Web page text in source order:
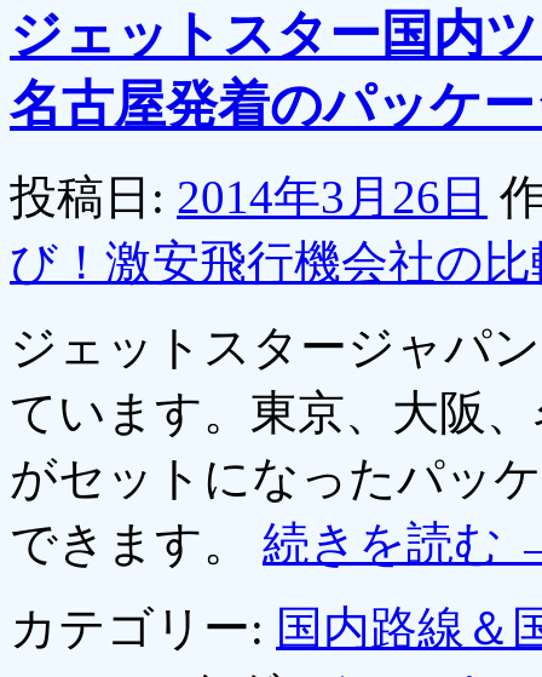
ジェットスター国内
名古屋発着のパッケ
投稿日: 2014年3月26日
び！激安飛行機会社の
ジェットスタージャパ
ています。東京、大阪
がセットになったパッ
できます。 続きを読む
カテゴリー: 国内路線＆